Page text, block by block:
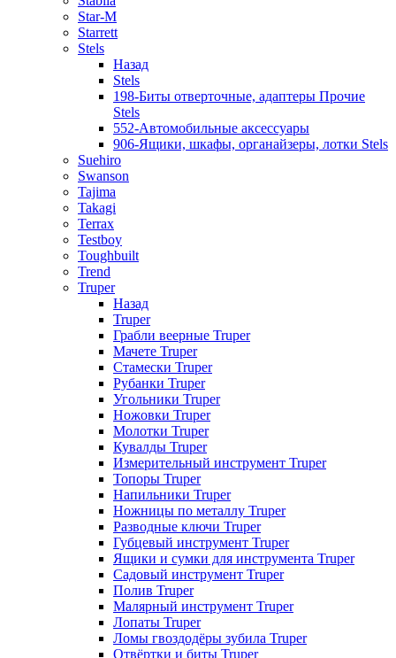
Star-M
Starrett
Stels
Назад
Stels
198-Биты отверточные, адаптеры Прочие
Stels
552-Автомобильные аксессуары
906-Ящики, шкафы, органайзеры, лотки Stels
Suehiro
Swanson
Tajima
Takagi
Terrax
Testboy
Toughbuilt
Trend
Truper
Назад
Truper
Грабли веерные Truper
Мачете Truper
Стамески Truper
Рубанки Truper
Угольники Truper
Ножовки Truper
Молотки Truper
Кувалды Truper
Измерительный инструмент Truper
Топоры Truper
Напильники Truper
Ножницы по металлу Truper
Разводные ключи Truper
Губцевый инструмент Truper
Ящики и сумки для инструмента Truper
Садовый инструмент Truper
Полив Truper
Малярный инструмент Truper
Лопаты Truper
Ломы гвоздодёры зубила Truper
Отвёртки и биты Truper